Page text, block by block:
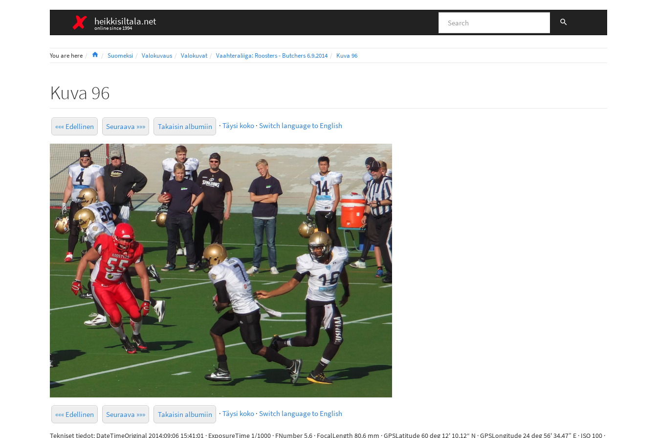
heikkisiltala.net
online since 1994
You are here HomeSuomeksi Valokuvaus Valokuvat Vaahteraliiga: Roosters - Butchers 6.9.2014 Kuva 96
Kuva 96
««« Edellinen Seuraava »»» Takaisin albumiin · Täysi koko · Switch language to English
««« Edellinen Seuraava »»» Takaisin albumiin · Täysi koko · Switch language to English
Tekniset tiedot: DateTimeOriginal 2014:09:06 15:41:01 · ExposureTime 1/1000 · FNumber 5.6 · FocalLength 80.6 mm · GPSLatitude 60 deg 12' 10.12“ N · GPSLongitude 24 deg 56' 34.47” E · ISO 100 ·